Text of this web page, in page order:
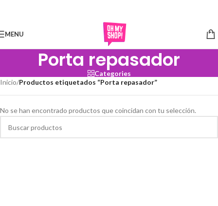
MENU
Porta repasador
Categories
Inicio/Productos etiquetados “Porta repasador”
No se han encontrado productos que coincidan con tu selección.